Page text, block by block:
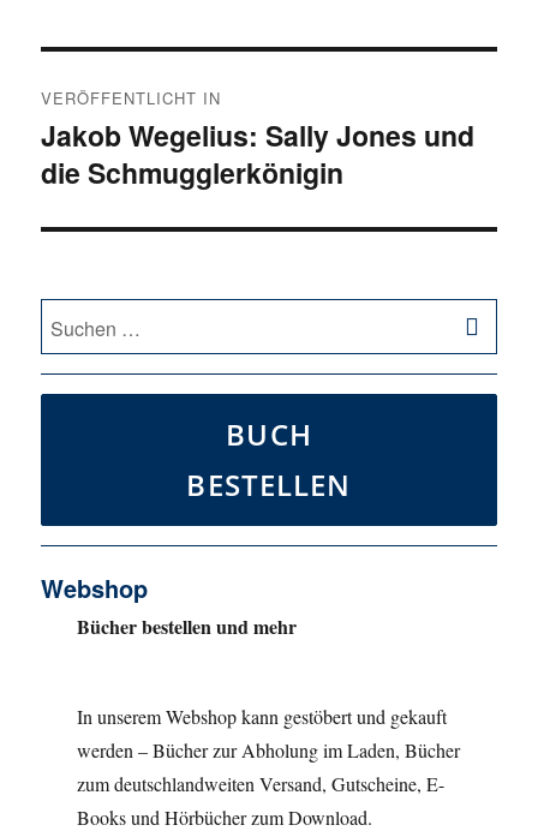
VERÖFFENTLICHT IN
Jakob Wegelius: Sally Jones und
die Schmugglerkönigin
Suche
nach:
BUCH
BESTELLEN
Webshop
Bücher bestellen und mehr
In unserem Webshop kann gestöbert und gekauft
werden – Bücher zur Abholung im Laden, Bücher
zum deutschlandweiten Versand, Gutscheine, E-
Books und Hörbücher zum Download.